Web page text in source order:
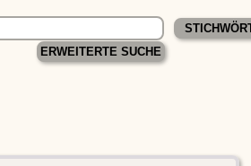
ERWEITERTE SUCHE